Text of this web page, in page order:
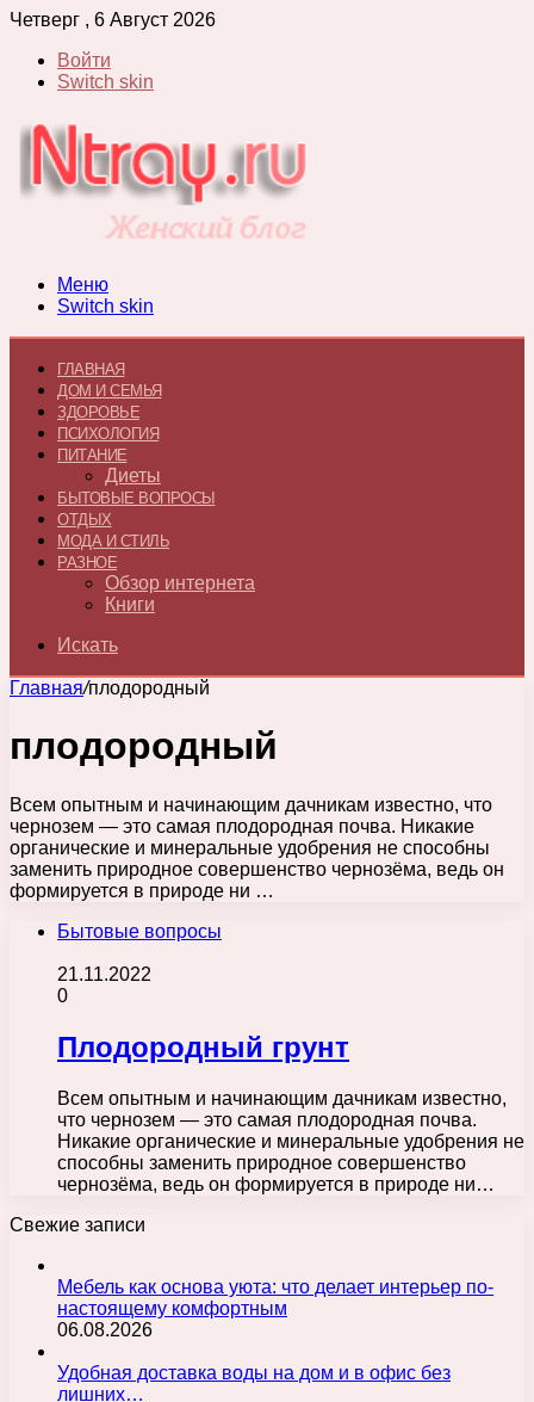
Четверг , 6 Август 2026
Войти
Switch skin
Меню
Switch skin
ГЛАВНАЯ
ДОМ И СЕМЬЯ
ЗДОРОВЬЕ
ПСИХОЛОГИЯ
ПИТАНИЕ
Диеты
БЫТОВЫЕ ВОПРОСЫ
ОТДЫХ
МОДА И СТИЛЬ
РАЗНОЕ
Обзор интернета
Книги
Искать
Главная/плодородный
плодородный
Всем опытным и начинающим дачникам известно, что
чернозем — это самая плодородная почва. Никакие
органические и минеральные удобрения не способны
заменить природное совершенство чернозёма, ведь он
формируется в природе ни …
Бытовые вопросы
21.11.2022
0
Плодородный грунт
Всем опытным и начинающим дачникам известно,
что чернозем — это самая плодородная почва.
Никакие органические и минеральные удобрения не
способны заменить природное совершенство
чернозёма, ведь он формируется в природе ни…
Свежие записи
Мебель как основа уюта: что делает интерьер по-
настоящему комфортным
06.08.2026
Удобная доставка воды на дом и в офис без
лишних…